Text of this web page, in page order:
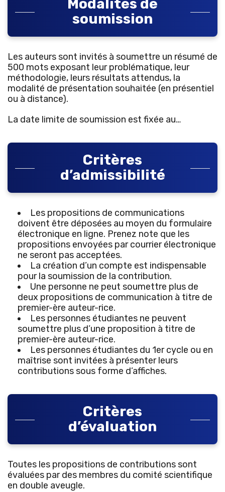
Modalités de
soumission
Les auteurs sont invités à soumettre un résumé de
500 mots exposant leur problématique, leur
méthodologie, leurs résultats attendus, la
modalité de présentation souhaitée (en présentiel
ou à distance).
La date limite de soumission est fixée au…
Critères
d’admissibilité
Les propositions de communications
doivent être déposées au moyen du formulaire
électronique en ligne. Prenez note que les
propositions envoyées par courrier électronique
ne seront pas acceptées.
La création d’un compte est indispensable
pour la soumission de la contribution.
Une personne ne peut soumettre plus de
deux propositions de communication à titre de
premier-ère auteur-rice.
Les personnes étudiantes ne peuvent
soumettre plus d’une proposition à titre de
premier-ère auteur-rice.
Les personnes étudiantes du 1er cycle ou en
maîtrise sont invitées à présenter leurs
contributions sous forme d’affiches.
Critères
d’évaluation
Toutes les propositions de contributions sont
évaluées par des membres du comité scientifique
en double aveugle.